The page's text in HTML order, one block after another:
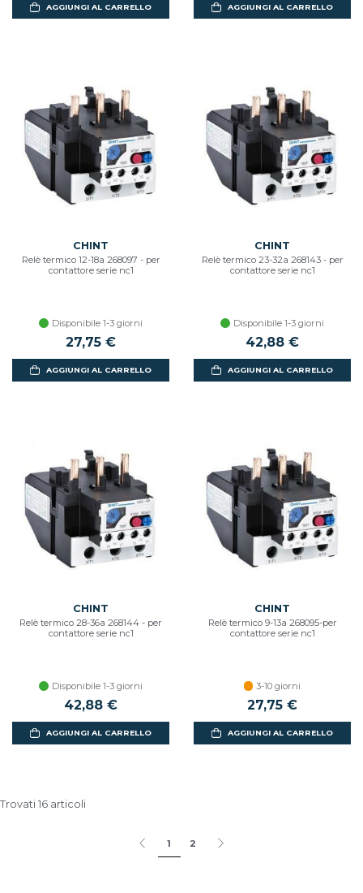
AGGIUNGI AL CARRELLO AGGIUNGI AL CARRELLO
CHINT
Relè termico 12-18a 268097 - per
contattore serie nc1
Disponibile 1-3 giorni
27,75 €
AGGIUNGI AL CARRELLO
CHINT
Relè termico 23-32a 268143 - per
contattore serie nc1
Disponibile 1-3 giorni
42,88 €
AGGIUNGI AL CARRELLO
CHINT
Relè termico 28-36a 268144 - per
contattore serie nc1
Disponibile 1-3 giorni
42,88 €
AGGIUNGI AL CARRELLO
CHINT
Relè termico 9-13a 268095-per
contattore serie nc1
3-10 giorni
27,75 €
AGGIUNGI AL CARRELLO
Trovati 16 articoli
1 2